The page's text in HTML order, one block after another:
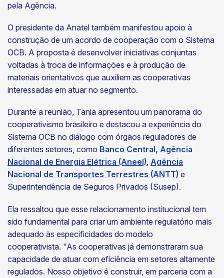
pela Agência.
O presidente da Anatel também manifestou apoio à
construção de um acordo de cooperação com o Sistema
OCB. A proposta é desenvolver iniciativas conjuntas
voltadas à troca de informações e à produção de
materiais orientativos que auxiliem as cooperativas
interessadas em atuar no segmento.
Durante a reunião, Tania apresentou um panorama do
cooperativismo brasileiro e destacou a experiência do
Sistema OCB no diálogo com órgãos reguladores de
diferentes setores, como Banco Central, Agência
Nacional de Energia Elétrica (Aneel), Agência
Nacional de Transportes Terrestres (ANTT) e
Superintendência de Seguros Privados (Susep).
Ela ressaltou que esse relacionamento institucional tem
sido fundamental para criar um ambiente regulatório mais
adequado às especificidades do modelo
cooperativista. "As cooperativas já demonstraram sua
capacidade de atuar com eficiência em setores altamente
regulados. Nosso objetivo é construir, em parceria com a